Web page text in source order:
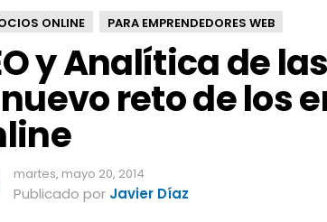
ONLINE PARA EMPRENDEDORES WEB
y Analítica de
reto de los
martes, mayo 20, 2014
Publicado por Javier Díaz